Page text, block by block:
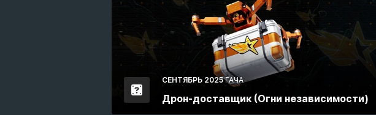
СЕНТЯБРЬ 2025 ГАЧА
Дрон-доставщик (Огни независимости)